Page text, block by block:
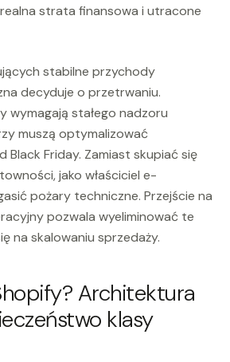
strata finansowa i utracone
stabilne przychody
decyduje o przetrwaniu.
wymagają stałego nadzoru
muszą optymalizować
Friday. Zamiast skupiać się
jako właściciel e-
pożary techniczne. Przejście na
pozwala wyeliminować te
na skalowaniu sprzedaży.
Architektura
klasy